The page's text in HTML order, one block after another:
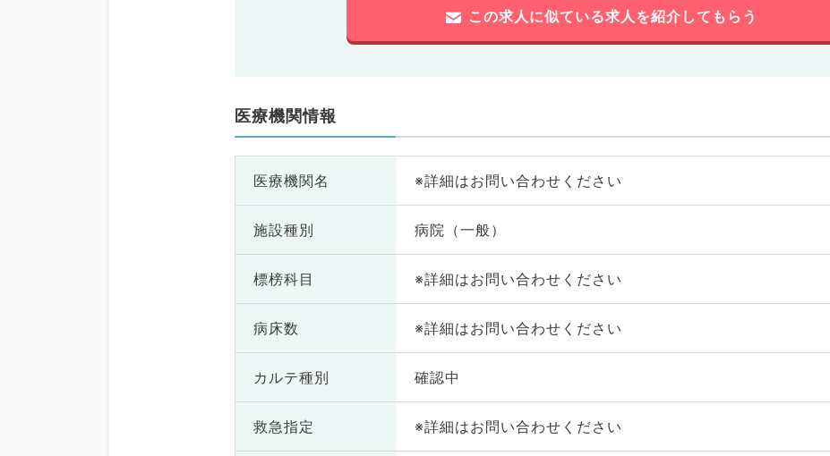
この求人に似ている求人を紹介してもらう
医療機関情報
医療機関名 ※詳細はお問い合わせください
施設種別 病院（一般）
標榜科目 ※詳細はお問い合わせください
病床数 ※詳細はお問い合わせください
カルテ種別 確認中
救急指定 ※詳細はお問い合わせください